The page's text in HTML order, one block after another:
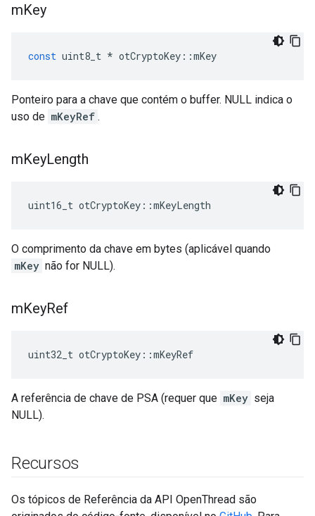
mKey
const uint8_t * otCryptoKey ::mKey
Ponteiro para a chave que contém o buffer. NULL indica o
uso de mKeyRef .
mKeyLength
uint16_t otCryptoKey ::mKeyLength
O comprimento da chave em bytes (aplicável quando
mKey não for NULL).
mKeyRef
uint32_t otCryptoKey ::mKeyRef
A referência de chave de PSA (requer que mKey seja
NULL).
Recursos
Os tópicos de Referência da API OpenThread são